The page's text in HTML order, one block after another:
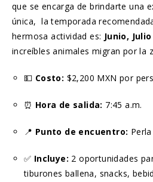
que se encarga de brindarte una
única, la temporada
hermosa actividad es: Junio,
increíbles animales migran por la
💵 Costo: $2,200 MXN por
⏰ Hora de salida: 7:45 a.m.
📍 Punto de encuentro:
✅ Incluye: 2 oportunidades
tiburones ballena, snacks,